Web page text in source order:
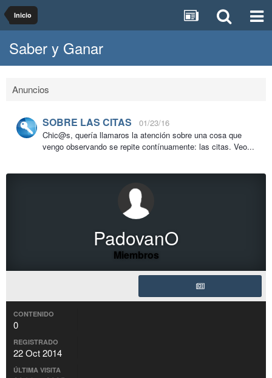
Inicio
Saber y Ganar
Anuncios
SOBRE LAS CITAS
01/23/16
Chic@s, quería llamaros la atención sobre una cosa que
vengo observando se repite contínuamente: las citas. Veo...
PadovanO
Miembros
CONTENIDO
0
REGISTRADO
22 Oct 2014
ÚLTIMA VISITA